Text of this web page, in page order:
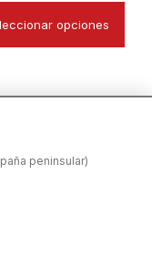
opciones
peninsular)